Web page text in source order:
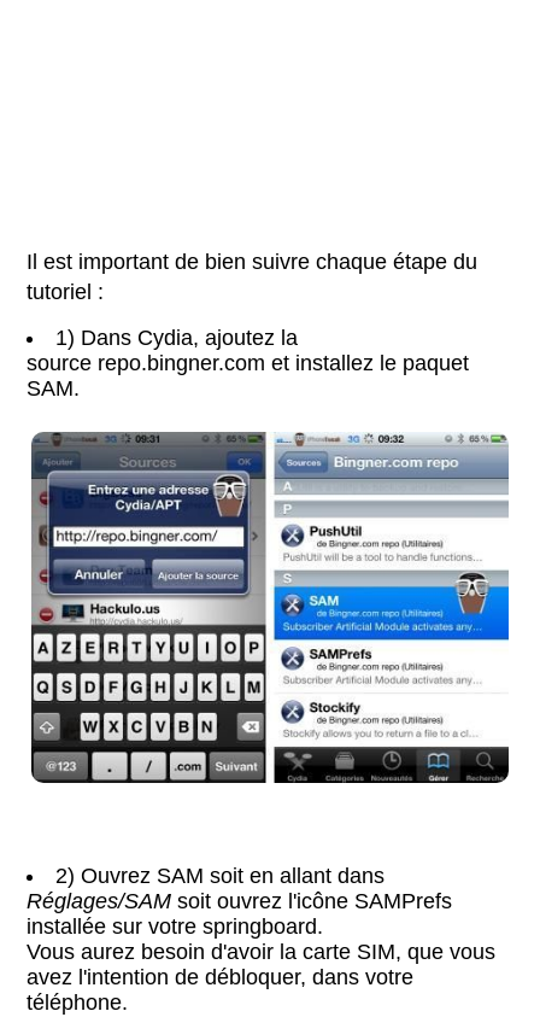
Il est important de bien suivre chaque étape du
tutoriel :
1) Dans Cydia, ajoutez la
source repo.bingner.com et installez le paquet
SAM.
2) Ouvrez SAM soit en allant dans
Réglages/SAM soit ouvrez l'icône SAMPrefs
installée sur votre springboard.
Vous aurez besoin d'avoir la carte SIM, que vous
avez l'intention de débloquer, dans votre
téléphone.